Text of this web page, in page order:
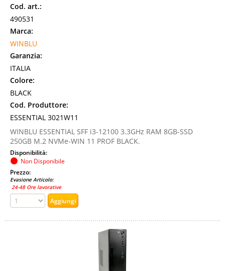
Cod. art.:
490531
Marca:
WINBLU
Garanzia:
ITALIA
Colore:
BLACK
Cod. Produttore:
ESSENTIAL 3021W11
WINBLU ESSENTIAL SFF i3-12100 3.3GHz RAM 8GB-SSD
250GB M.2 NVMe-WIN 11 PROF BLACK.
Disponibilità:
Non Disponibile
Prezzo:
Evasione Articolo:
24-48 Ore lavorative